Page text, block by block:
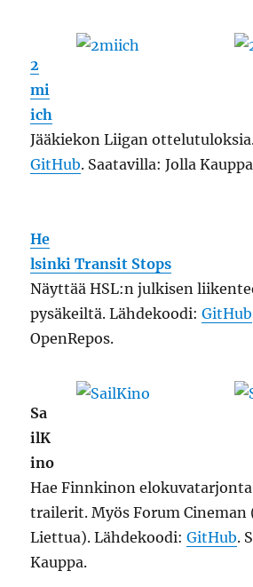
2
mi
ich
Jääkiekon Liigan
GitHub. Saatavilla: Jolla
He
lsinki Transit Stops
Näyttää HSL:n julkisen
pysäkeiltä. Lähdekoodi:GitHub
OpenRepos.
Sa
ilK
ino
Hae Finnkinon
trailerit. Myös Forum Cineman
Liettua). Lähdekoodi:GitHub.
Kauppa.